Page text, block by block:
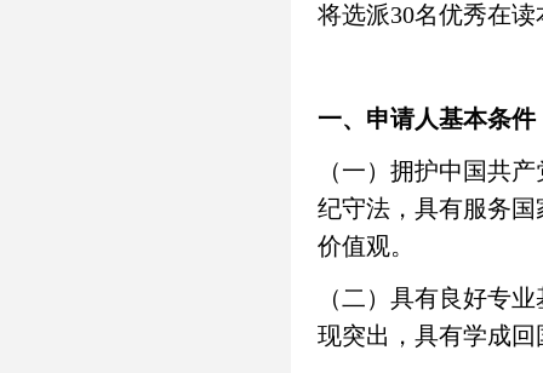
将选派30名优秀在
一、申请人基本条件
（一）拥护中国共
纪守法，具有服务
价值观。
（二）具有良好专
现突出，具有学成